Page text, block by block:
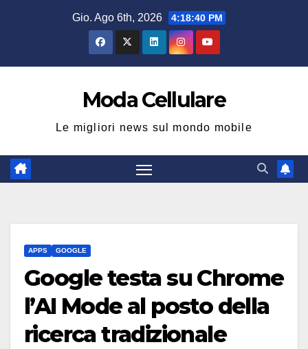
Gio. Ago 6th, 2026 4:18:41 PM
Moda Cellulare
Le migliori news sul mondo mobile
APPS GOOGLE
Google testa su Chrome
l’AI Mode al posto della
ricerca tradizionale